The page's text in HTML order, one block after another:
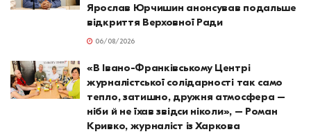
Ярослав Юрчишин анонсував подальше
відкриття Верховної Ради
06/08/2026
«В Івано-Франківському Центрі
журналістської солідарності так само
тепло, затишно, дружня атмосфера –
ніби й не їхав звідси ніколи», – Роман
Кривко, журналіст із Харкова